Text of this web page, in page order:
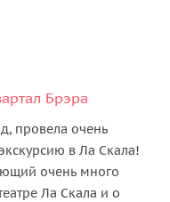
Брэра
провела очень
в Ла Скала!
очень много
Ла Скала и о